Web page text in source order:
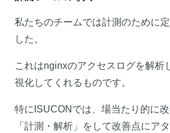
私たちのチームでは計測のために
した。
これはnginxのアクセスログを解析
視化してくれるものです。
特にISUCONでは、場当たり的に
「計測・解析」をして改善点にア